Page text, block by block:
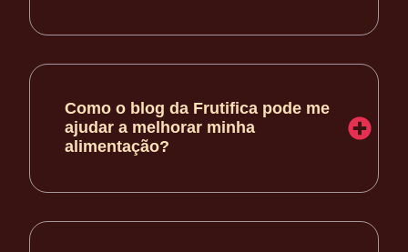
Como o blog da Frutifica pode me
ajudar a melhorar minha
alimentação?